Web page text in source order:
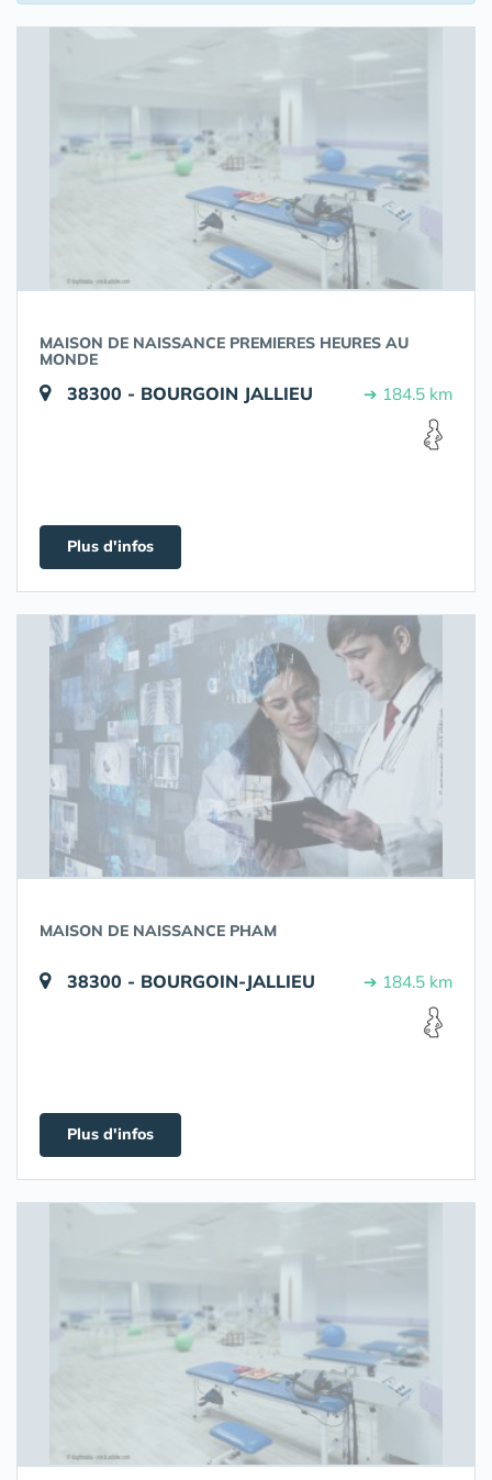
MAISON DE NAISSANCE PREMIERES HEURES AU
MONDE
38300 - BOURGOIN JALLIEU ➔ 184.5 km
Plus d'infos
MAISON DE NAISSANCE PHAM
38300 - BOURGOIN-JALLIEU ➔ 184.5 km
Plus d'infos